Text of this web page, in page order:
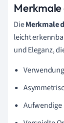
Merkmale
DieMerkmale
leicht
und Eleganz,
Aufwendige